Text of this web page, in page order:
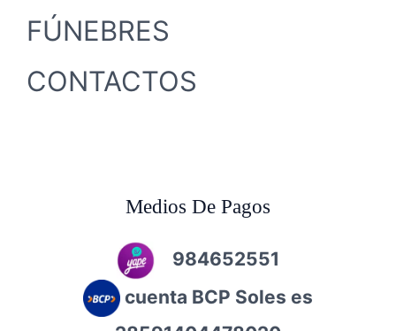
FÚNEBRES
CONTACTOS
Medios De Pagos
984652551
cuenta BCP Soles es